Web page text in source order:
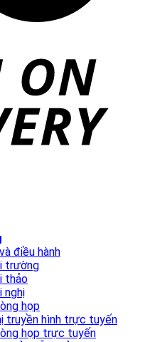
điều hành
trường
thảo
nghị
họp
truyền hình trực tuyến
họp trực tuyến